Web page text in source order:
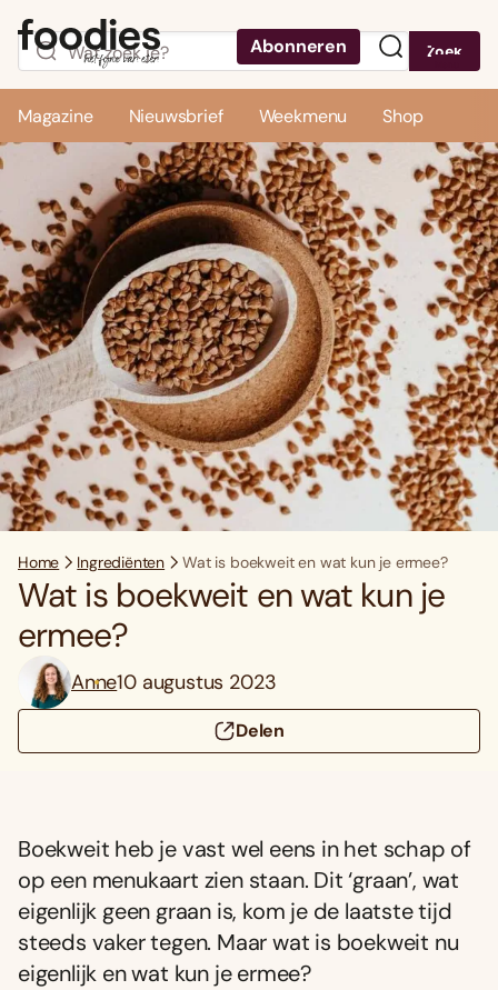
Abonneren Zoek
Magazine Nieuwsbrief Weekmenu Shop
Home Ingrediënten Wat is boekweit en wat kun je ermee?
Wat is boekweit en wat kun je
ermee?
Anne10 augustus 2023
Delen
Boekweit heb je vast wel eens in het schap of
op een menukaart zien staan. Dit ‘graan’, wat
eigenlijk geen graan is, kom je de laatste tijd
steeds vaker tegen. Maar wat is boekweit nu
eigenlijk en wat kun je ermee?